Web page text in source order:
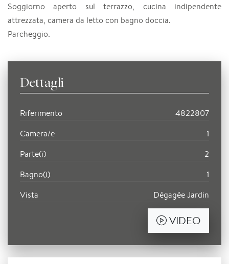
Soggiorno aperto sul terrazzo, cucina indipendente
attrezzata, camera da letto con bagno doccia.
Parcheggio.
Dettagli
Riferimento
4822807
Camera/e
1
Parte(i)
2
Bagno(i)
1
Vista
Dégagée Jardin
VIDEO